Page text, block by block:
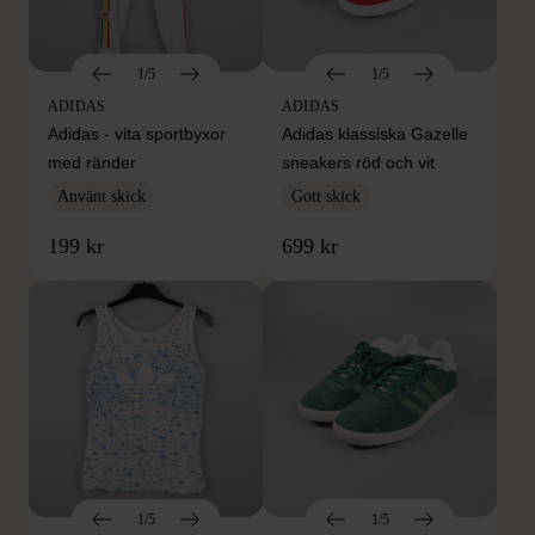
1/5
ADIDAS
Adidas - vita sportbyxor
med ränder
Använt skick
199 kr
1/5
ADIDAS
Adidas klassiska Gazelle
sneakers röd och vit
Gott skick
699 kr
1/5 1/5